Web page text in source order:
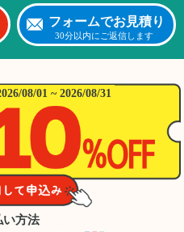
心のこもったサービスを
ありがとうございまし
た。
フォームでお見積り
30分以内にご返信します
08/01 ~ 2026/08/31
い方法